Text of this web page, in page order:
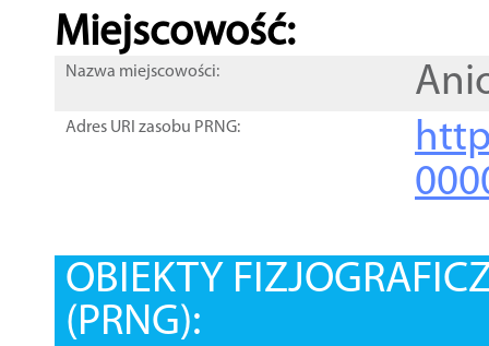
Miejscowość:
Nazwa miejscowości:
Adres URI zasobu PRNG:
OBIEKTY
(PRNG):